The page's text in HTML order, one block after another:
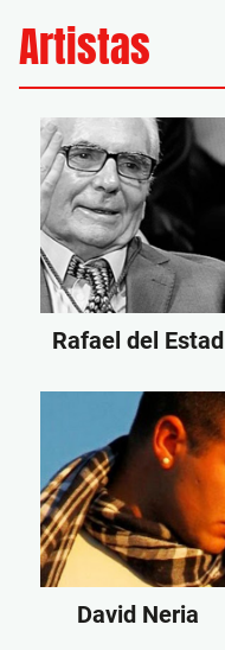
Artistas
Rafael del Estad
David Neria